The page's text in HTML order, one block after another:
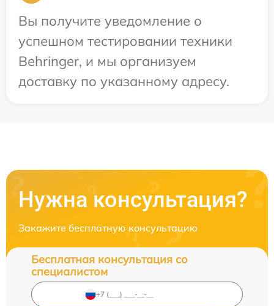
Вы получите уведомление о
успешном тестировании техники
Behringer, и мы организуем
доставку по указанному адресу.
Нужна консультация?
Закажите бесплатную консультацию
Бесплатная консультация со
специалистом